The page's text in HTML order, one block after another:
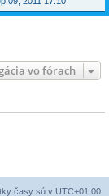
vo fórach
časy sú v UTC+01:00